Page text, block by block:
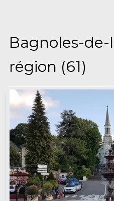
Bagnoles-
région (61)